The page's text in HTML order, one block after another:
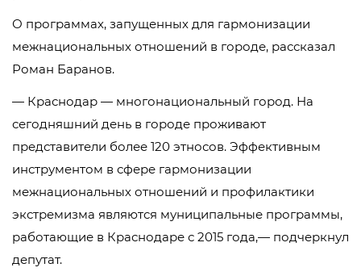
О программах, запущенных для гармонизации
межнациональных отношений в городе, рассказал
Роман Баранов.
— Краснодар — многонациональный город. На
сегодняшний день в городе проживают
представители более 120 этносов. Эффективным
инструментом в сфере гармонизации
межнациональных отношений и профилактики
экстремизма являются муниципальные программы,
работающие в Краснодаре с 2015 года,— подчеркнул
депутат.